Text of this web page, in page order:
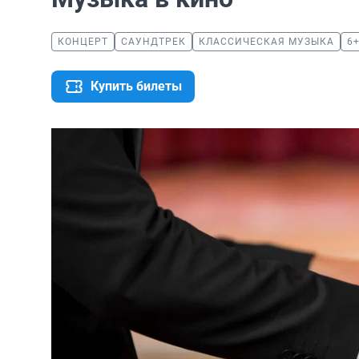
КОНЦЕРТ САУНДТРЕК КЛАССИЧЕСКАЯ МУЗЫКА 6+
Купить билеты